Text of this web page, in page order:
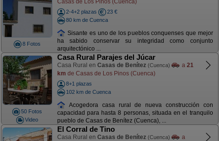
8 Fotos
Casas de Los Pinos (Cuenca)
2-4+2 plazas
23 €
80 km de Cuenca
Sisante es uno de los pueblos conquenses que mejor
ha sabido conservar su integridad como conjunto
arquitectónico ...
50 Fotos
Video
Casa Rural Parajes del Júcar
Casa Rural en Casas de Benítez (Cuenca) a 21
km de Casas de Los Pinos (Cuenca)
8+1 plazas
102 km de Cuenca
Acogedora casa rural de nueva construcción con
capacidad para hasta 8 personas, situada en el tranquilo
pueblo de Casas de Benítez (Cuenca), ...
El Corral de Tino
Casa Rural en Casas de Benítez (Cuenca)
a